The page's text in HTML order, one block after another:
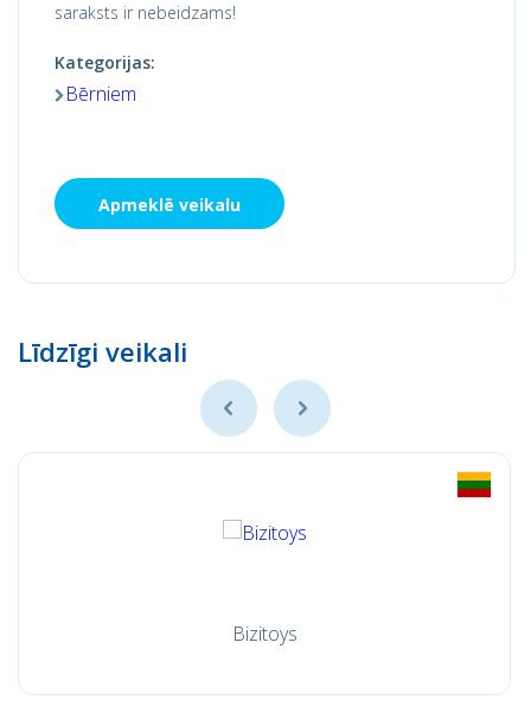
saraksts ir nebeidzams!
Kategorijas:
Bērniem
Apmeklē veikalu
Līdzīgi veikali
Bizitoys